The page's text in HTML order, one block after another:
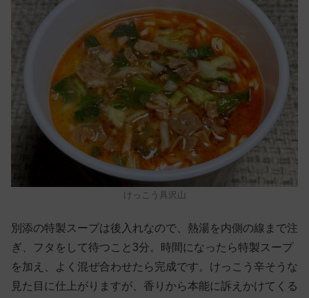
けっこう具沢山
別添の特製スープは後入れなので、熱湯を内側の線まで注
ぎ、フタをして待つこと3分。時間になったら特製スープ
を加え、よく混ぜ合わせたら完成です。けっこう辛そうな
見た目に仕上がりますが、香りから本能に訴えかけてくる